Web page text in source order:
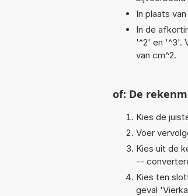
In plaats
In de
'^2' en '^3'.
van cm^2.
of: De
Kies de
Voer
Kies uit de
--
Kies ten
geval '